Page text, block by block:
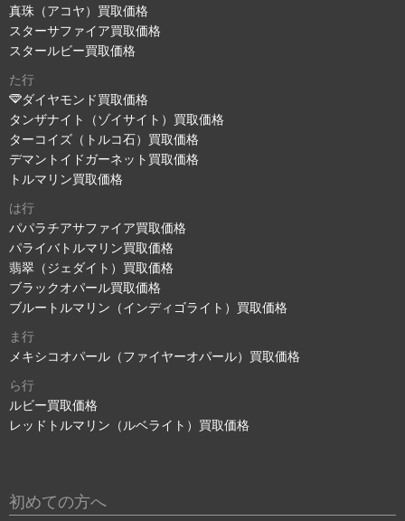
真珠（アコヤ）買取価格
スターサファイア買取価格
スタールビー買取価格
た行
ダイヤモンド買取価格
タンザナイト（ゾイサイト）買取価格
ターコイズ（トルコ石）買取価格
デマントイドガーネット買取価格
トルマリン買取価格
は行
パパラチアサファイア買取価格
パライバトルマリン買取価格
翡翠（ジェダイト）買取価格
ブラックオパール買取価格
ブルートルマリン（インディゴライト）買取価格
ま行
メキシコオパール（ファイヤーオパール）買取価格
ら行
ルビー買取価格
レッドトルマリン（ルベライト）買取価格
初めての方へ